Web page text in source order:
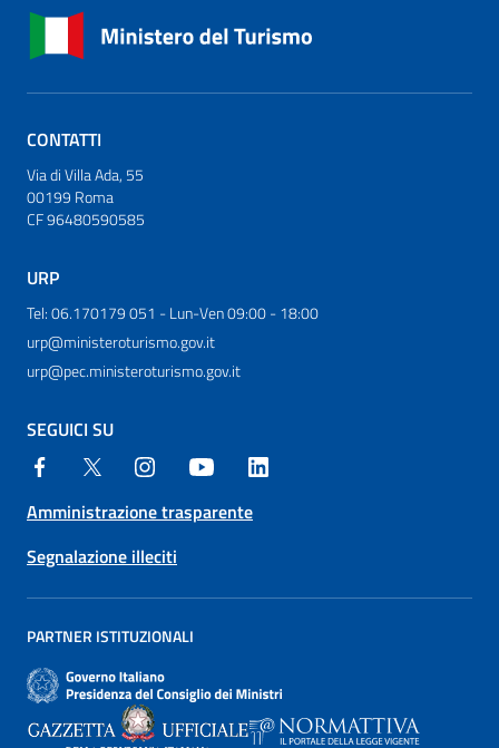
CONTATTI
Via di Villa Ada, 55
00199 Roma
CF 96480590585
URP
Tel: 06.170179 051 - Lun-Ven 09:00 - 18:00
urp@ministeroturismo.gov.it
urp@pec.ministeroturismo.gov.it
SEGUICI SU
Amministrazione trasparente
Segnalazione illeciti
PARTNER ISTITUZIONALI